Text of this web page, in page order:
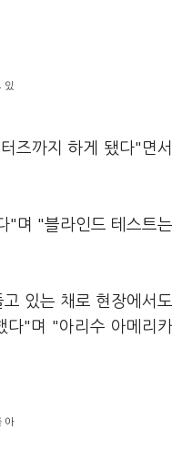
있
즈까지 하게 됐다"면서
"며 "블라인드 테스트는
있는 채로 현장에서도
다"며 "아리수 아메리카
아